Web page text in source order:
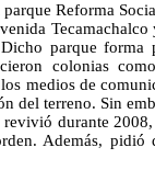
Reforma
parque forma
colonias
medios de
del terreno. Sin
durante
Además, pidió